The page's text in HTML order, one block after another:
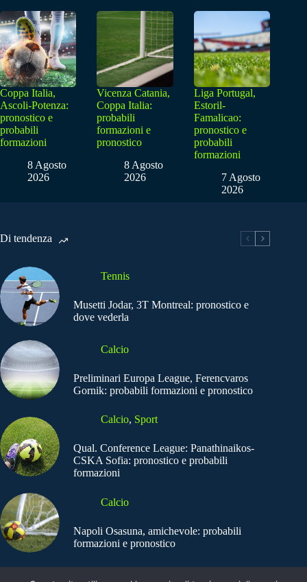
Coppa Italia,
Ascoli-Potenza:
pronostico e
probabili
formazioni
8 Agosto
2026
Vicenza Catania,
Coppa Italia:
probabili
formazioni e
pronostico
8 Agosto
2026
Liga Portugal,
Estoril-
Famalicao:
pronostico e
probabili
formazioni
7 Agosto
2026
Di tendenza
Tennis
Musetti Jodar, 3T Montreal: pronostico e
dove vederla
Calcio
Preliminari Europa League, Ferencvaros
Gornik: probabili formazioni e pronostico
Calcio, Sport
Qual. Conference League: Panathinaikos-
CSKA Sofia: pronostico e probabili
formazioni
Calcio
Napoli Osasuna, amichevole: probabili
formazioni e pronostico